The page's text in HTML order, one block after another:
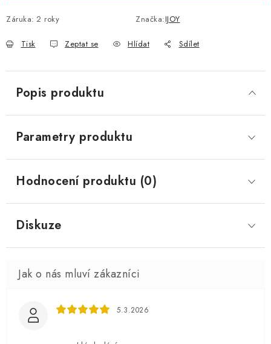
Záruka: 2 roky Značka:IJOY
Tisk Zeptat se Hlídat Sdílet
Popis produktu
Parametry produktu
Hodnocení produktu (0)
Diskuze
5.3.2026